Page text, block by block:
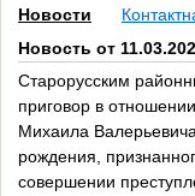
Новости
Новость от
Старорусским
приговор в
Михаила
рождения,
совершении